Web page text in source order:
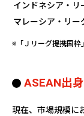
インドネシア・リ
マレーシア・リー
※「Ｊリーグ提携国枠
ASEAN出
現在、市場規模に